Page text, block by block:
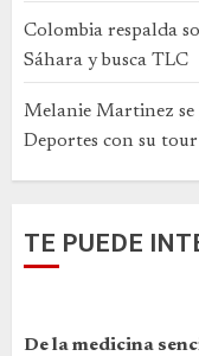
Colombia respalda
Sáhara y busca TLC
Melanie Martinez se
Deportes con su tour
TE PUEDE
De la medicina